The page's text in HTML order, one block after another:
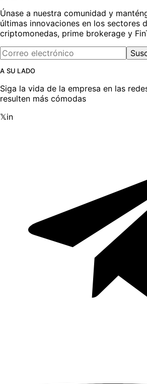
Únase a nuestra comunidad y
últimas innovaciones en los sectores
criptomonedas, prime brokerage y
A SU LADO
Siga la vida de la empresa en las
resulten más cómodas
𝕏in